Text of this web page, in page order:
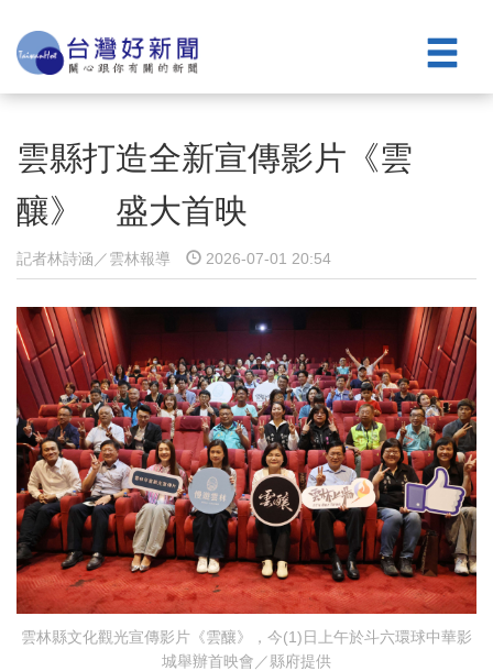
雲縣打造全新宣傳影片《雲
釀》 盛大首映
記者林詩涵／雲林報導 2026-07-01 20:54
雲林縣文化觀光宣傳影片《雲釀》，今(1)日上午於斗六環球中華影
城舉辦首映會／縣府提供